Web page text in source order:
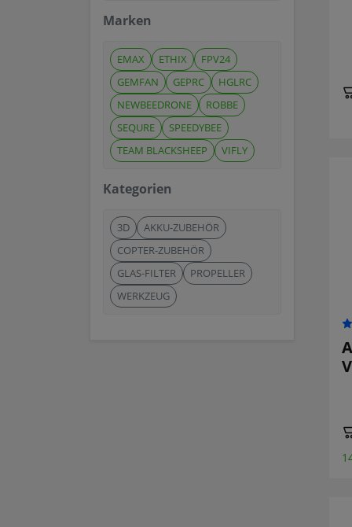
Marken
EMAX ETHIX
FPV24
GEMFAN
GEPRC
HGLRC
NEWBEEDRONE
ROBBE
SEQURE
SPEEDYBEE
TEAM BLACKSHEEP
VIFLY
Kategorien
3D
AKKU-ZUBEHÖR
COPTER-ZUBEHÖR
GLAS-FILTER
PROPELLER
WERKZEUG